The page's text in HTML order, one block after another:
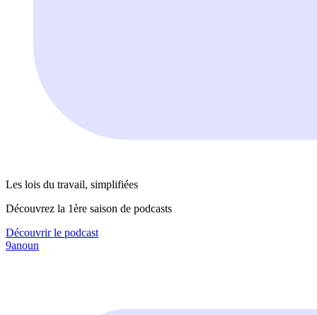
Les lois du travail, simplifiées
Découvrez la 1ère saison de podcasts
Découvrir le podcast
9anoun